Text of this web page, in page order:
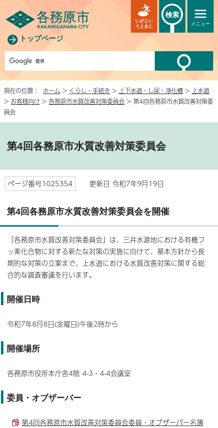
トップページ
メニュー
いざとい
うときに
検索
現在の位置： ホーム > くらし・手続き > 上下水道・し尿・浄化槽 > 上水道
> お客様向け > 各務原市水質改善対策委員会 > 第4回各務原市水質改善対策委
員会
第4回各務原市水質改善対策委員会
ページ番号1025354 更新日 令和7年9月19日
第4回各務原市水質改善対策委員会を開催
「各務原市水質改善対策委員会」は、三井水源地における有機フ
ッ素化合物に対する新たな対策の実施に向けて、基本方針から長
期的な対策の立案まで、上水道における水質改善対策に関する総
合的な調査審議を行います。
開催日時
令和7年8月8日(金曜日)午後2時から
開催場所
各務原市役所本庁舎4階 4-3・4-4会議室
委員・オブザーバー
第4回各務原市水質改善対策委員会委員・オブザーバー名簿